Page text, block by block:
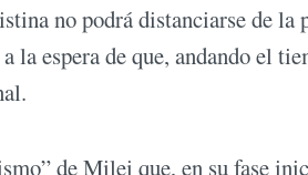
no podrá distanciarse de
espera de que, andando el
de Milei que, en su fase